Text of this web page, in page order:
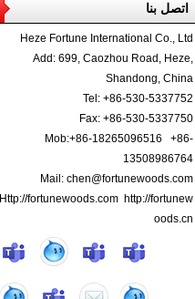
اتصل بنا
Heze Fortune International Co., Ltd
Add: 699, Caozhou Road, Heze,
Shandong, China
Tel: +86-530-5337752
Fax: +86-530-5337750
Mob:+86-18265096516 +86-
13508986764
Mail: chen@fortunewoods.com
Http://fortunewoods.com http://fortunew
oods.cn